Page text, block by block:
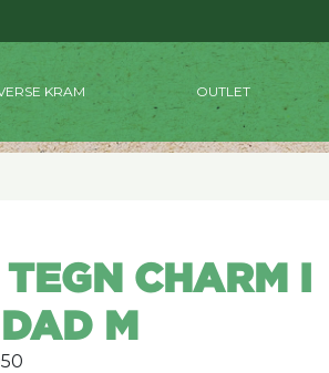
KRAM OUTLET
CHARM I
M